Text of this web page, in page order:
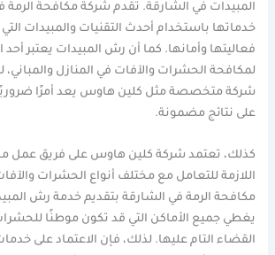
المبيدات في الشارقة. تقدم شركة مكافحة الرمة
خدماتها باستخدام أحدث التقنيات والمبيدات
فعاليتها وأمانها. كما أن رش المبيدات يعتبر
لمكافحة الحشرات والآفات في المنازل والمباني،
شركة متخصصة مثل كلين هاوس يعد أمرًا
على نتائج مضمونة.
كذلك، تعتمد شركة كلين هاوس على فريق عمل
اللازمة للتعامل مع مختلف أنواع الحشرات
مكافحة الرمة في الشارقة بتقديم خدمة رش
يغطي جميع الأماكن التي قد تكون موطنًا
القضاء التام عليها. لذلك، فإن الاعتماد على